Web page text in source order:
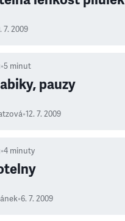
7. 2009
•5 minut
pauzy
•12. 7. 2009
•4 minuty
•6. 7. 2009